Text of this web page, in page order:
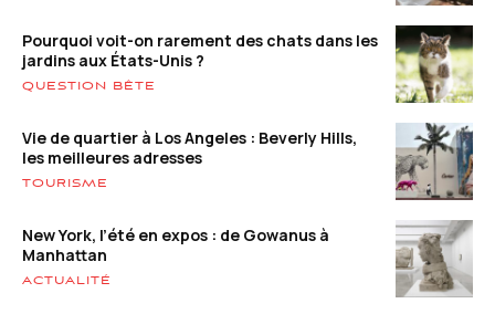
Pourquoi voit-on rarement des chats dans les
jardins aux États-Unis ?
QUESTION BÊTE
Vie de quartier à Los Angeles : Beverly Hills,
les meilleures adresses
TOURISME
New York, l’été en expos : de Gowanus à
Manhattan
ACTUALITÉ